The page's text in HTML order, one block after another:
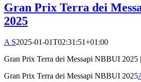
Gran Prix Terra dei
2025
A S2025-01-01T02:31:51+01:00
Gran Prix Terra dei Messapi NBBUI 2025
Gran Prix Terra dei Messapi NBBUI 2025